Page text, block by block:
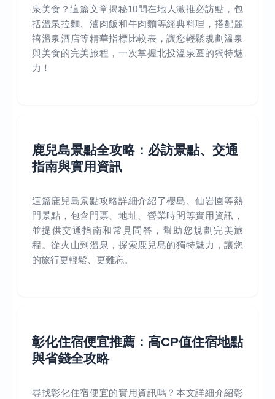
泉美食？這篇文章揭秘10間在地人激推必訪點，包
括溫泉拉麵、滷肉飯和牛肉麵等經典料理，搭配麗
禧溫泉酒店等精華指標比較表，讓您輕鬆規劃溫泉
與美食的完美旅程，一次掌握北投溫泉區的獨特魅
力！
鹿兒島景點全攻略：必訪景點、交通
指南與實用資訊
這篇鹿兒島景點攻略詳細介紹了櫻島、仙岩園等熱
門景點，包含門票、地址、營業時間等實用資訊，
並提供交通指南和常見問答，幫助您規劃完美旅
程。從火山到溫泉，探索鹿兒島的獨特魅力，讓您
的旅行更輕鬆、更難忘。
彰化住宿便宜推薦：高CP值住宿地點
與省錢全攻略
尋找彰化住宿便宜的實用資訊嗎？本文詳細介紹彰